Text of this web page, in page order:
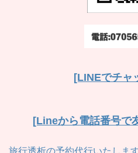
[LINEでチャ
[Lineから電話番号で